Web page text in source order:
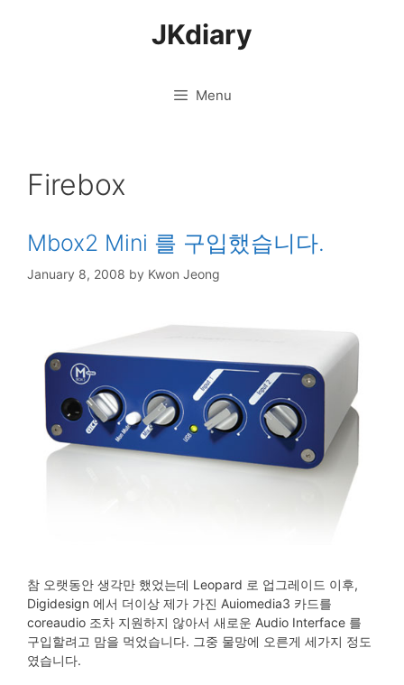
JKdiary
Menu
Firebox
Mbox2 Mini 를 구입했습니다.
January 8, 2008 by Kwon Jeong
참 오랫동안 생각만 했었는데 Leopard 로 업그레이드 이후,
Digidesign 에서 더이상 제가 가진 Auiomedia3 카드를
coreaudio 조차 지원하지 않아서 새로운 Audio Interface 를
구입할려고 맘을 먹었습니다. 그중 물망에 오른게 세가지 정도
였습니다.